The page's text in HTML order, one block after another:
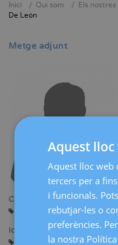
Fil
Inici Qui som Els nostres
De León
Metge adjunt
Centres:
Idiomes:
Aquest
Aquest lloc web
tercers per a
i funcionals.
rebutjar-les o
preferències.
la nostra